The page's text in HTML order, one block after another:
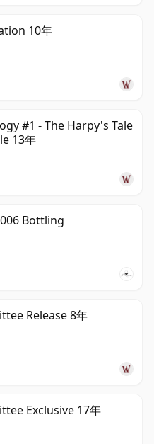
10年
#1 - The Harpy's Tale
13年
Bottling
Release 8年
Exclusive 17年